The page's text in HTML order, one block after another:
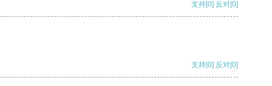
支持[0] 反对[0]
支持[0] 反对[0]